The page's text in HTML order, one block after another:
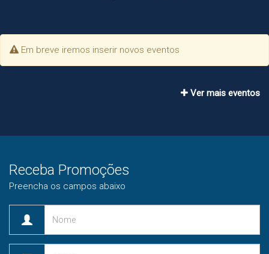
Em breve iremos inserir novos eventos
Ver mais eventos
Receba Promoções
Preencha os campos abaixo